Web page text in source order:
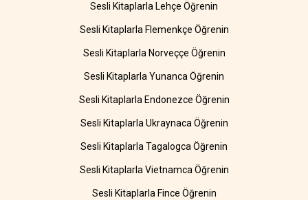
Sesli Kitaplarla Lehçe Öğrenin
Sesli Kitaplarla Flemenkçe Öğrenin
Sesli Kitaplarla Norveççe Öğrenin
Sesli Kitaplarla Yunanca Öğrenin
Sesli Kitaplarla Endonezce Öğrenin
Sesli Kitaplarla Ukraynaca Öğrenin
Sesli Kitaplarla Tagalogca Öğrenin
Sesli Kitaplarla Vietnamca Öğrenin
Sesli Kitaplarla Fince Öğrenin